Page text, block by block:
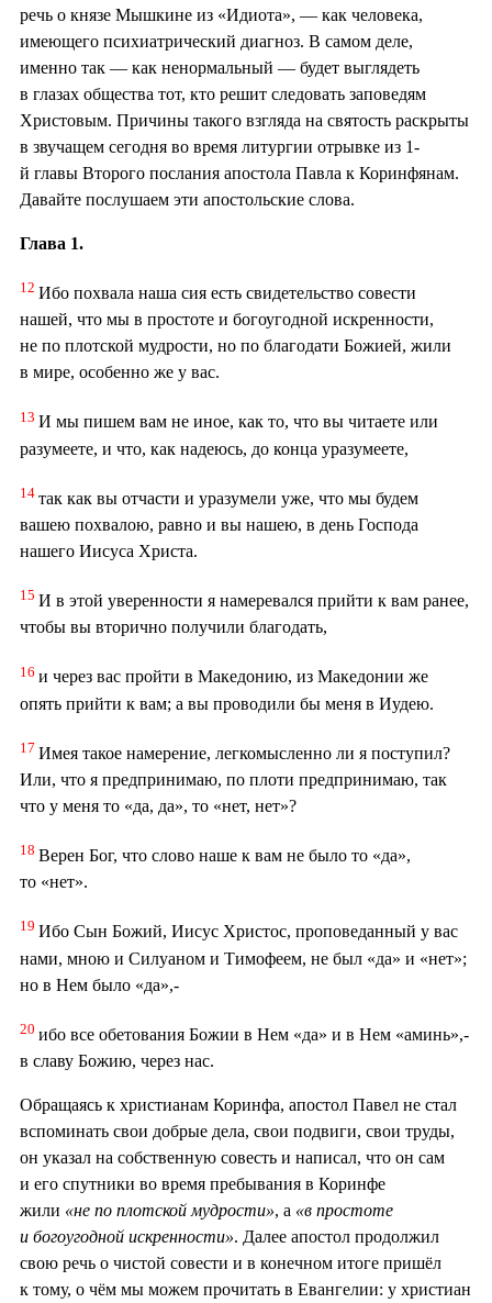
речь о князе Мышкине из «Идиота», — как человека,
имеющего психиатрический диагноз. В самом деле,
именно так — как ненормальный — будет выглядеть
в глазах общества тот, кто решит следовать заповедям
Христовым. Причины такого взгляда на святость раскрыты
в звучащем сегодня во время литургии отрывке из 1-
й главы Второго послания апостола Павла к Коринфянам.
Давайте послушаем эти апостольские слова.
Глава 1.
12 Ибо похвала наша сия есть свидетельство совести
нашей, что мы в простоте и богоугодной искренности,
не по плотской мудрости, но по благодати Божией, жили
в мире, особенно же у вас.
13 И мы пишем вам не иное, как то, что вы читаете или
разумеете, и что, как надеюсь, до конца уразумеете,
14 так как вы отчасти и уразумели уже, что мы будем
вашею похвалою, равно и вы нашею, в день Господа
нашего Иисуса Христа.
15 И в этой уверенности я намеревался прийти к вам ранее,
чтобы вы вторично получили благодать,
16 и через вас пройти в Македонию, из Македонии же
опять прийти к вам; а вы проводили бы меня в Иудею.
17 Имея такое намерение, легкомысленно ли я поступил?
Или, что я предпринимаю, по плоти предпринимаю, так
что у меня то «да, да», то «нет, нет»?
18 Верен Бог, что слово наше к вам не было то «да»,
то «нет».
19 Ибо Сын Божий, Иисус Христос, проповеданный у вас
нами, мною и Силуаном и Тимофеем, не был «да» и «нет»;
но в Нем было «да»,-
20 ибо все обетования Божии в Нем «да» и в Нем «аминь»,-
в славу Божию, через нас.
Обращаясь к христианам Коринфа, апостол Павел не стал
вспоминать свои добрые дела, свои подвиги, свои труды,
он указал на собственную совесть и написал, что он сам
и его спутники во время пребывания в Коринфе
жили «не по плотской мудрости», а «в простоте
и богоугодной искренности». Далее апостол продолжил
свою речь о чистой совести и в конечном итоге пришёл
к тому, о чём мы можем прочитать в Евангелии: у христиан